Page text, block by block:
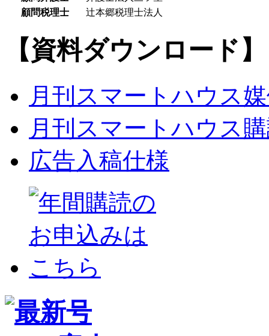
顧問税理士
辻本郷税理士法人
【資料ダウンロード】
月刊スマートハウス
月刊スマートハウス
広告入稿仕様